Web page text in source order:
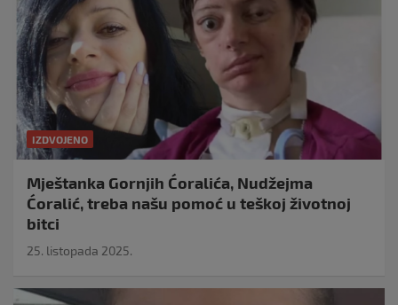
IZDVOJENO
Mještanka Gornjih Ćoralića, Nudžejma
Ćoralić, treba našu pomoć u teškoj životnoj
bitci
25. listopada 2025.